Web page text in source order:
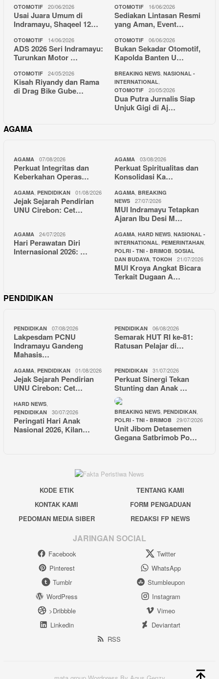
OTOMOTIF 20/06/2026
Usai Juara Umum di
Indramayu, Shaqeel 12…
OTOMOTIF 16/06/2026
Sediakan Lintasan Resmi
yang Aman, Event…
OTOMOTIF 14/06/2026
ADS 2026 Seri Indramayu:
Turunkan Motor …
OTOMOTIF 06/06/2026
Bukan Sekadar Otomotif,
Kapolda Banten U…
OTOMOTIF 24/05/2026
Kisah Riyandy dan Rama
di Drag Bike Gube…
BREAKING NEWS NASIONAL -
INTERNATIONAL
OTOMOTIF 20/05/2026
Dua Putra Jurnalis Siap
Unjuk Gigi di Aj…
AGAMA
AGAMA 07/08/2026
Perkuat Integritas dan
Keberkahan Operas…
AGAMA 03/08/2026
Perkuat Spiritualitas dan
Konsolidasi Ka…
AGAMA PENDIDIKAN 01/08/2026
Jejak Sejarah Pendirian
UNU Cirebon: Cet…
AGAMA BREAKING
NEWS
27/07/2026
MUI Indramayu Tetapkan
Ajaran Ibu Desi M…
AGAMA 24/07/2026
Hari Perawatan Diri
Internasional 2026: …
AGAMA HARD NEWS NASIONAL -
INTERNATIONAL PEMERINTAHAN
POLRI - TNI - BRIMOB SOSIAL
DAN BUDAYA TOKOH 21/07/2026
MUI Kroya Angkat Bicara
Terkait Dugaan A…
PENDIDIKAN
PENDIDIKAN 07/08/2026
Lakpesdam PCNU
Indramayu Gandeng
Mahasis…
PENDIDIKAN 06/08/2026
Semarak HUT RI ke-81:
Ratusan Pelajar di…
AGAMA PENDIDIKAN 01/08/2026
Jejak Sejarah Pendirian
UNU Cirebon: Cet…
PENDIDIKAN 31/07/2026
Perkuat Sinergi Tekan
Stunting dan Anak …
HARD NEWS
PENDIDIKAN 30/07/2026
Peringati Hari Anak
Nasional 2026, Kilan…
BREAKING NEWS PENDIDIKAN
POLRI - TNI - BRIMOB 29/07/2026
Unit Jibom Detasemen
Gegana Satbrimob Po…
KODE ETIK
TENTANG KAMI
KONTAK KAMI
FORM PENGADUAN
PEDOMAN MEDIA SIBER
REDAKSI FP NEWS
JARINGAN SOCIAL
Facebook
Twitter
Pinterest
WhatsApp
Tumblr
Stumbleupon
WordPress
Instagram
>Dribbble
Vimeo
Linkedin
Deviantart
RSS